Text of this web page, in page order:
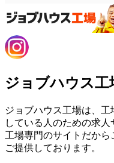
ジョブハウス工
ジョブハウス工場は、
している人のための求人
工場専門のサイトだか
ご提供しております。